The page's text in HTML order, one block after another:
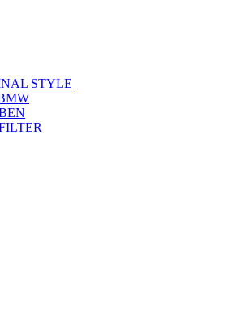
STYLE